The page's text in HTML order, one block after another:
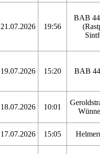
21.07.2026 19:56
BAB
19.07.2026 15:20 BAB
18.07.2026 10:01
17.07.2026 15:05